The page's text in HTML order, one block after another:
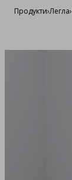
Продукти›Легла›